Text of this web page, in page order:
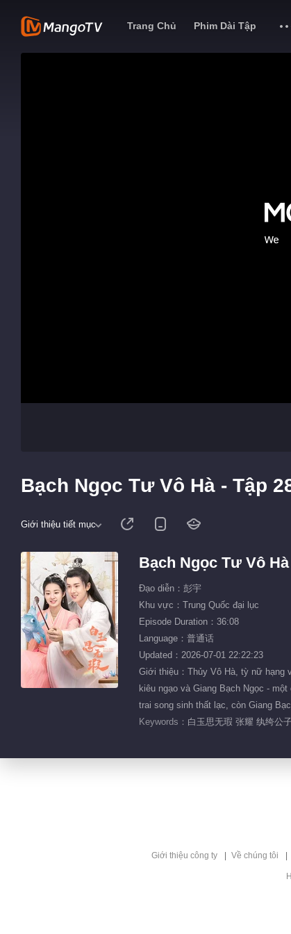
Trang Chủ Phim Dài Tập
Bạch Ngọc Tư Vô Hà - Tập
Giới thiệu tiết mục
Bạch Ngọc Tư Vô Hà
Đạo diễn：彭宇
Khu vực：Trung Quốc đại lục
Episode Duration：36:08
Language：普通话
Updated：2026-07-01 22:22:23
Giới thiệu：Thủy Vô Hà, tỳ nữ hạng
kiêu ngạo và Giang Bạch Ngọc -
trai song sinh thất lạc, còn Giang
Keywords： 白玉思无瑕 张耀 纨绔公
Giới thiệu công ty Về chúng tôi